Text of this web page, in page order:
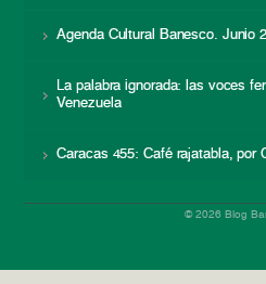
Agenda Cultural Banesco. Junio
La palabra ignorada: las voces
Venezuela
Caracas 455: Café rajatabla, por
© 2026 Blog